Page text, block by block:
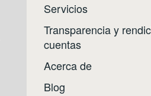
Servicios
Transparencia y
cuentas
Acerca de
Blog